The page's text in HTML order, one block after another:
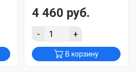
4 460 руб.
- +
В корзину